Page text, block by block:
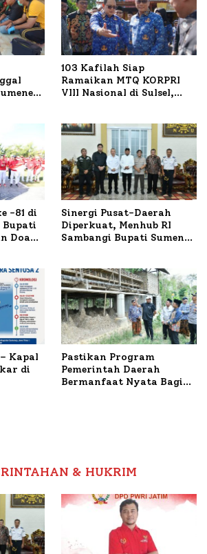
103 Kafilah Siap
Ramaikan MTQ KORPRI
VIII Nasional di Sulsel,
-81 di
Bupati
Doa
Sinergi Pusat-Daerah
Diperkuat, Menhub RI
Sambangi Bupati Sumenep
Kapal
di
Pastikan Program
Pemerintah Daerah
Bermanfaat Nyata Bagi
& HUKRIM